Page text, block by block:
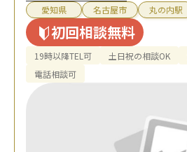
愛知県 名古屋市 丸の内駅
初回相談無料
19時以降TEL可 土日祝の相談OK
電話相談可